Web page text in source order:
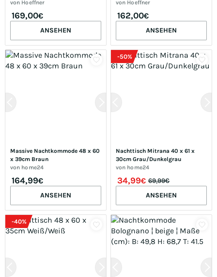
von Hoeffner
169,00€
ANSEHEN
von Hoeffner
162,00€
ANSEHEN
Massive Nachtkommode 48 x 60
x 39cm Braun
von home24
164,99€
ANSEHEN
-50%
Nachttisch Mitrana 40 x 61 x
30cm Grau/Dunkelgrau
von home24
34,99€ 69,99€
ANSEHEN
-40%